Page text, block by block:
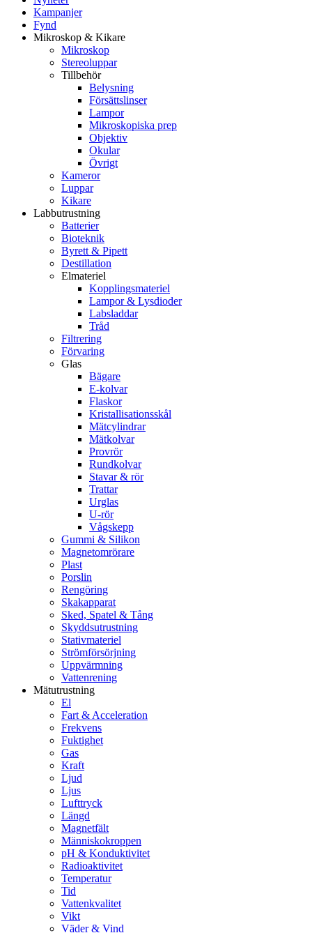
Kampanjer
Fynd
Mikroskop & Kikare
Mikroskop
Stereoluppar
Tillbehör
Belysning
Försättslinser
Lampor
Mikroskopiska prep
Objektiv
Okular
Övrigt
Kameror
Luppar
Kikare
Labbutrustning
Batterier
Bioteknik
Byrett & Pipett
Destillation
Elmateriel
Kopplingsmateriel
Lampor & Lysdioder
Labsladdar
Tråd
Filtrering
Förvaring
Glas
Bägare
E-kolvar
Flaskor
Kristallisationsskål
Mätcylindrar
Mätkolvar
Provrör
Rundkolvar
Stavar & rör
Trattar
Urglas
U-rör
Vågskepp
Gummi & Silikon
Magnetomrörare
Plast
Porslin
Rengöring
Skakapparat
Sked, Spatel & Tång
Skyddsutrustning
Stativmateriel
Strömförsörjning
Uppvärmning
Vattenrening
Mätutrustning
El
Fart & Acceleration
Frekvens
Fuktighet
Gas
Kraft
Ljud
Ljus
Lufttryck
Längd
Magnetfält
Människokroppen
pH & Konduktivitet
Radioaktivitet
Temperatur
Tid
Vattenkvalitet
Vikt
Väder & Vind